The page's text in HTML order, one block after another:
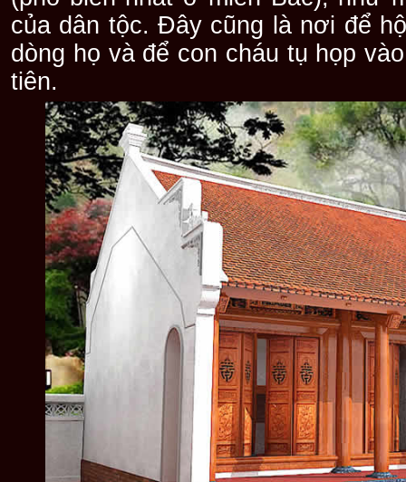
của dân tộc. Đây cũng là nơi để
dòng họ và để con cháu tụ họp
tiên.